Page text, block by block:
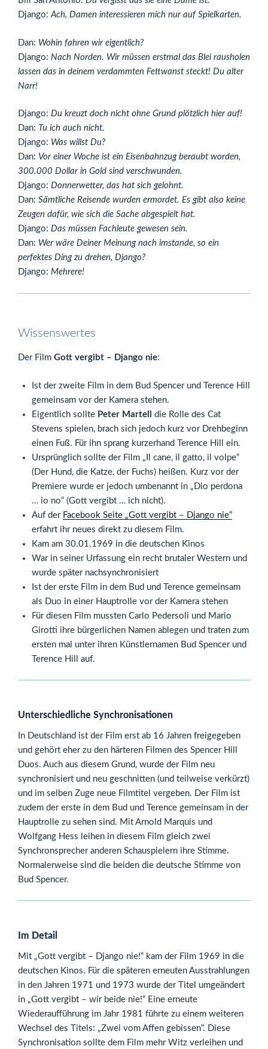
Django:Ach, Damen interessieren mich nur auf Spielkarten.
Dan: Wohin fahren wir eigentlich?
Django: Nach Norden. Wir müssen erstmal das Blei rausholen
lassen das in deinem verdammten Fettwanst steckt! Du alter
Narr!
Django: Du kreuzt doch nicht ohne Grund plötzlich hier auf!
Dan: Tu ich auch nicht.
Django: Was willst Du?
Dan: Vor einer Woche ist ein Eisenbahnzug beraubt worden,
300.000 Dollar in Gold sind verschwunden.
Django: Donnerwetter, das hat sich gelohnt.
Dan: Sämtliche Reisende wurden ermordet. Es gibt also keine
Zeugen dafür, wie sich die Sache abgespielt hat.
Django: Das müssen Fachleute gewesen sein.
Dan: Wer wäre Deiner Meinung nach imstande, so ein
perfektes Ding zu drehen, Django?
Django: Mehrere!
Wissenswertes
Der Film Gott vergibt – Django nie:
Ist der zweite Film in dem Bud Spencer und Terence Hill
gemeinsam vor der Kamera stehen.
Eigentlich sollte Peter Martell
die Rolle des Cat
Stevens spielen, brach sich jedoch kurz vor Drehbeginn
einen Fuß. Für ihn sprang kurzerhand Terence Hill ein.
Ursprünglich sollte der Film „Il cane, il gatto, il volpe“
(Der Hund, die Katze, der Fuchs) heißen. Kurz vor der
Premiere wurde er jedoch umbenannt in „Dio perdona
… io no“ (Gott vergibt … ich nicht).
Auf der Facebook Seite „Gott vergibt – Django nie“
erfahrt ihr neues direkt zu diesem Film.
Kam am 30.01.1969 in die deutschen Kinos
War in seiner Urfassung ein recht brutaler Western und
wurde später nachsynchronisiert
Ist der erste Film in dem Bud und Terence gemeinsam
als Duo in einer Hauptrolle vor der Kamera stehen
Für diesen Film mussten Carlo Pedersoli und Mario
Girotti ihre bürgerlichen Namen ablegen und traten zum
ersten mal unter ihren Künstlernamen Bud Spencer und
Terence Hill auf.
Unterschiedliche Synchronisationen
In Deutschland ist der Film erst ab 16 Jahren freigegeben
und gehört eher zu den härteren Filmen des Spencer Hill
Duos. Auch aus diesem Grund, wurde der Film neu
synchronisiert und neu geschnitten (und teilweise verkürzt)
und im selben Zuge neue Filmtitel vergeben. Der Film ist
zudem der erste in dem Bud und Terence gemeinsam in der
Hauptrolle zu sehen sind. Mit Arnold Marquis und
Wolfgang Hess leihen in diesem Film gleich zwei
Synchronsprecher anderen Schauspielern ihre Stimme.
Normalerweise sind die beiden die deutsche Stimme von
Bud Spencer.
Im Detail
Mit „Gott vergibt – Django nie!“ kam der Film 1969 in die
deutschen Kinos. Für die späteren erneuten Ausstrahlungen
in den Jahren 1971 und 1973 wurde der Titel umgeändert
in „Gott vergibt – wir beide nie!“ Eine erneute
Wiederaufführung im Jahr 1981 führte zu einem weiteren
Wechsel des Titels: „Zwei vom Affen gebissen“. Diese
Synchronisation sollte dem Film mehr Witz verleihen und